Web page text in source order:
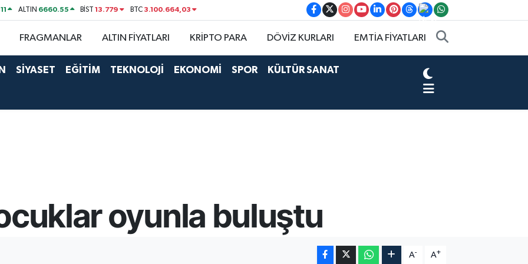
ALTIN 6660.55 BİST13.779 BTC3.100.664,03
FRAGMANLAR ALTIN FİYATLARI KRİPTO PARA DÖVİZ KURLARI EMTİA FİYATLARI
SİYASET EĞİTİM TEKNOLOJİ EKONOMİ SPOR KÜLTÜR SANAT
oyunla buluştu
A- A+